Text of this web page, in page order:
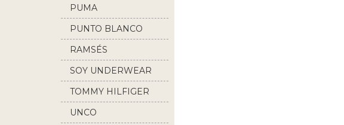
LAUREN
PUMA
PUNTO BLANCO
RAMSÉS
SOY UNDERWEAR
TOMMY HILFIGER
UNCO